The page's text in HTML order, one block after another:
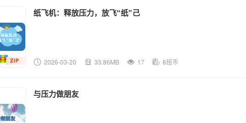
纸飞机：释放压力，放飞“纸”己
2026-03-20 33.86MB 17 8班币
与压力做朋友